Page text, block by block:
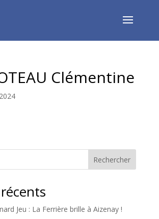
Clémentine
Rechercher
Jeu : La Ferrière brille à Aizenay !